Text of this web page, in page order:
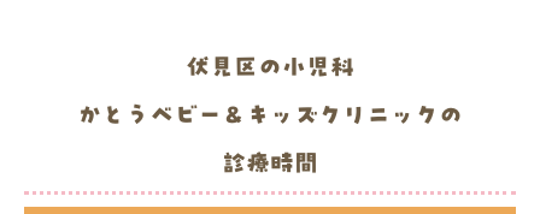
伏見区の小児科
かとうベビー＆キッズクリニックの
診療時間